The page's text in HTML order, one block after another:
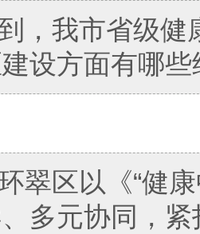
，我市省级
设方面有哪
翠区以《“健
多元协同，紧